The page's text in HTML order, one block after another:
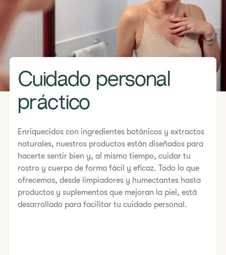
Cuidado personal
práctico
Enriquecidos con ingredientes botánicos y extractos
naturales, nuestros productos están diseñados para
hacerte sentir bien y, al mismo tiempo, cuidar tu
rostro y cuerpo de forma fácil y eficaz. Todo lo que
ofrecemos, desde limpiadores y humectantes hasta
productos y suplementos que mejoran la piel, está
desarrollado para facilitar tu cuidado personal.